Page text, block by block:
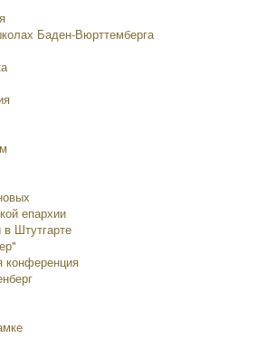
Баден-Вюрттемберга
епархии
Штутгарте
конференция